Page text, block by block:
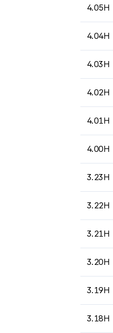
4.05H
4.04H
4.03H
4.02H
4.01H
4.00H
3.23H
3.22H
3.21H
3.20H
3.19H
3.18H